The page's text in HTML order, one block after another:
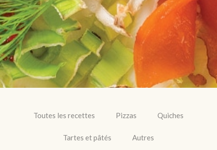
Toutes les recettes Pizzas Quiches
Tartes et pâtés Autres